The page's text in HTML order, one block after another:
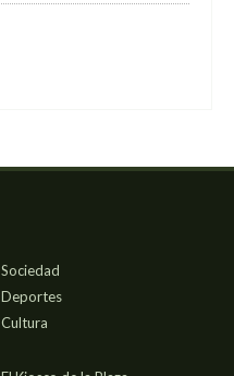
Sociedad
Deportes
Cultura